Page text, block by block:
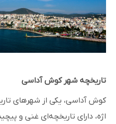
تاریخچه شهر کوش آداسی
کوش آداسی، یکی از شهرهای
اژه، دارای تاریخچه‌ای غنی و